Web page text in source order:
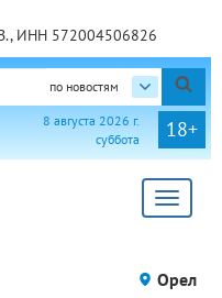
ИНН 572004506826
по новостям
18+
8 августа 2026 г.
суббота
Toggle
Орел